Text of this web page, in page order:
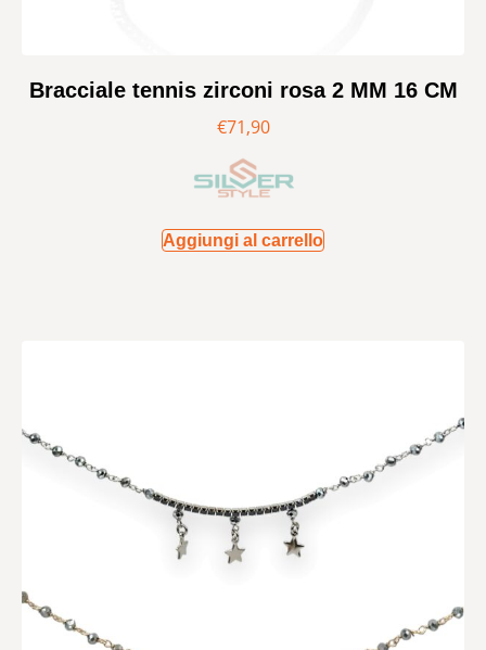
Bracciale tennis zirconi rosa 2 MM 16 CM
€71,90
Aggiungi al carrello